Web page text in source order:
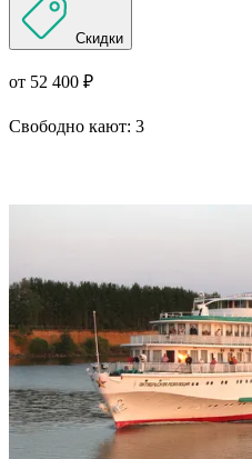
Скидки
от 52 400 ₽
Свободно кают: 3